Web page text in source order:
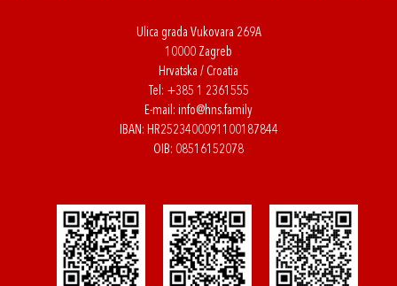
Ulica grada Vukovara 269A
10000 Zagreb
Hrvatska / Croatia
Tel: +385 1 2361555
E-mail: info@hns.family
IBAN: HR2523400091100187844
OIB: 08516152078